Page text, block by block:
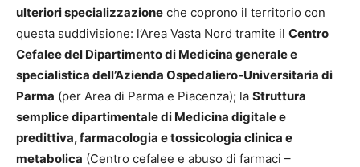
ulteriori specializzazione che coprono il territorio con
questa suddivisione: l’Area Vasta Nord tramite il Centro
Cefalee del Dipartimento di Medicina generale e
specialistica dell’Azienda Ospedaliero-Universitaria di
Parma (per Area di Parma e Piacenza); la Struttura
semplice dipartimentale di Medicina digitale e
predittiva, farmacologia e tossicologia clinica e
metabolica (Centro cefalee e abuso di farmaci –